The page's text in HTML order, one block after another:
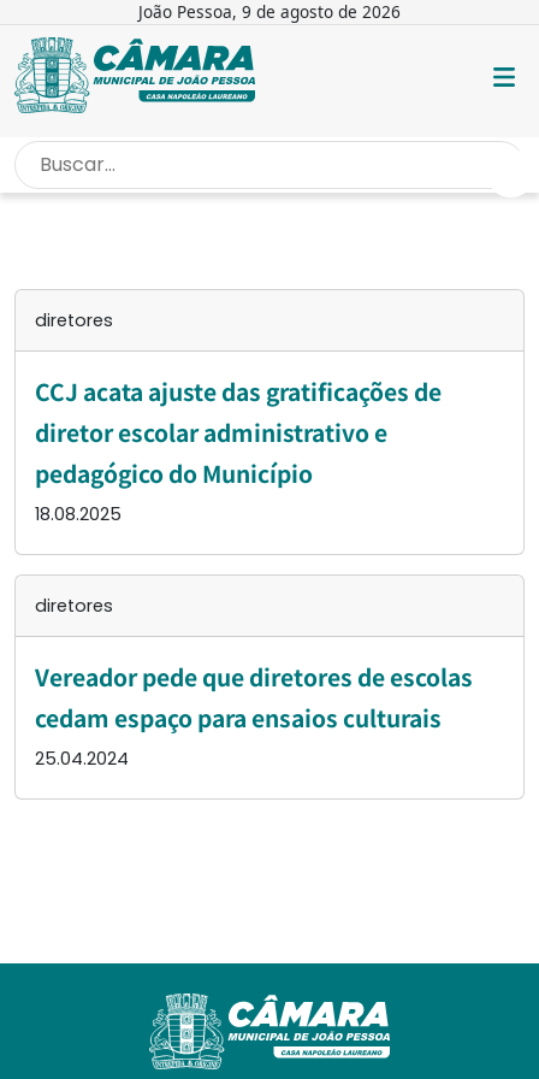
João Pessoa, 9 de agosto de 2026
INÍCIO / DIRETORES
diretores
CCJ acata ajuste das gratificações de
diretor escolar administrativo e
pedagógico do Município
18.08.2025
diretores
Vereador pede que diretores de escolas
cedam espaço para ensaios culturais
25.04.2024